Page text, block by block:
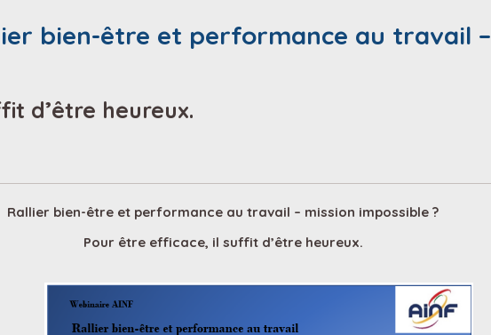
bien-être et performance au travail –
d’être heureux.
Rallier bien-être et performance au travail – mission impossible ?
Pour être efficace, il suffit d’être heureux.